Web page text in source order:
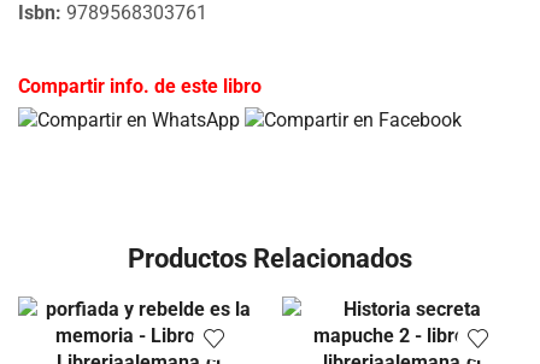
Isbn: 9789568303761
Compartir info. de este libro
Productos Relacionados